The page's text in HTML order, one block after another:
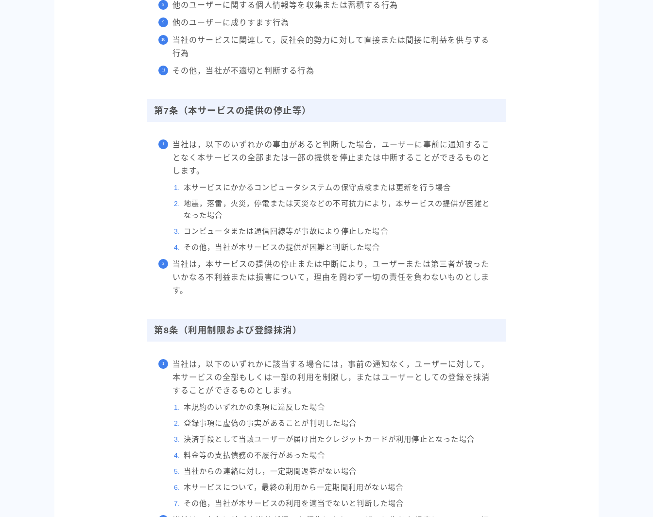
他のユーザーに関する個人情報等を収集または蓄積する行為
他のユーザーに成りすます行為
当社のサービスに関連して，反社会的勢力に対して直接または間接に利益を供与する
行為
その他，当社が不適切と判断する行為
第7条（本サービスの提供の停止等）
当社は，以下のいずれかの事由があると判断した場合，ユーザーに事前に通知するこ
となく本サービスの全部または一部の提供を停止または中断することができるものと
します。
本サービスにかかるコンピュータシステムの保守点検または更新を行う場合
地震，落雷，火災，停電または天災などの不可抗力により，本サービスの提供が困難と
なった場合
コンピュータまたは通信回線等が事故により停止した場合
その他，当社が本サービスの提供が困難と判断した場合
当社は，本サービスの提供の停止または中断により，ユーザーまたは第三者が被った
いかなる不利益または損害について，理由を問わず一切の責任を負わないものとしま
す。
第8条（利用制限および登録抹消）
当社は，以下のいずれかに該当する場合には，事前の通知なく，ユーザーに対して，
本サービスの全部もしくは一部の利用を制限し，またはユーザーとしての登録を抹消
することができるものとします。
本規約のいずれかの条項に違反した場合
登録事項に虚偽の事実があることが判明した場合
決済手段として当該ユーザーが届け出たクレジットカードが利用停止となった場合
料金等の支払債務の不履行があった場合
当社からの連絡に対し，一定期間返答がない場合
本サービスについて，最終の利用から一定期間利用がない場合
その他，当社が本サービスの利用を適当でないと判断した場合